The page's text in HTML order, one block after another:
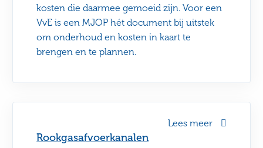
Rookgasafvoerkanalen
Lees meer
kosten die daarmee gemoeid zijn. Voor een
VvE is een MJOP hét document bij uitstek
om onderhoud en kosten in kaart te
brengen en te plannen.